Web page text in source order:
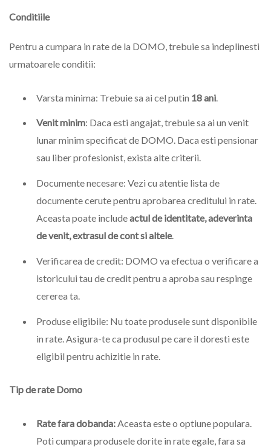
Conditiile
Pentru a cumpara in rate de la DOMO, trebuie sa indeplinesti
urmatoarele conditii:
Varsta minima: Trebuie sa ai cel putin 18 ani
Venit minim: Daca esti angajat, trebuie sa ai un venit
lunar minim specificat de DOMO. Daca esti pensionar
sau liber profesionist, exista alte criterii.
Documente necesare: Vezi cu atentie lista de
documente cerute pentru aprobarea creditului in rate.
Aceasta poate includeactul de identitate, adeverinta
de venit, extrasul de cont si altele.
Verificarea de credit: DOMO va efectua o verificare a
istoricului tau de credit pentru a aproba sau respinge
cererea ta.
Produse eligibile: Nu toate produsele sunt disponibile
in rate. Asigura-te ca produsul pe care il doresti este
eligibil pentru achizitie in rate.
Tip de rate Domo
Rate fara dobanda: Aceasta este o optiune populara.
Poti cumpara produsele dorite in rate egale, fara sa